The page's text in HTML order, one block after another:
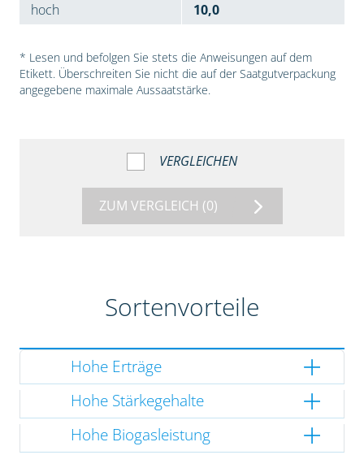
hoch
10,0
* Lesen und befolgen Sie stets die Anweisungen auf dem
Etikett. Überschreiten Sie nicht die auf der Saatgutverpackung
angegebene maximale Aussaatstärke.
VERGLEICHEN
ZUM VERGLEICH (0)
Sortenvorteile
Hohe Erträge
Hohe Stärkegehalte
Hohe Biogasleistung